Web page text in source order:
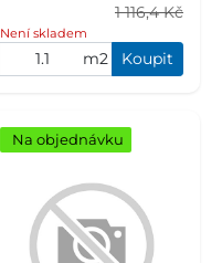
1 116,4 Kč
Není skladem
m2 Koupit
Na objednávku